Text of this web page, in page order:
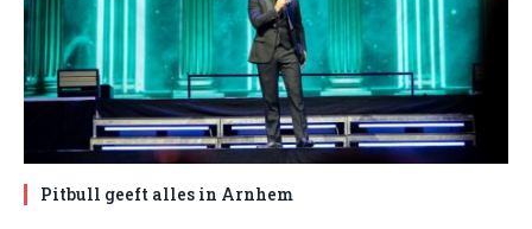
Pitbull geeft alles in Arnhem